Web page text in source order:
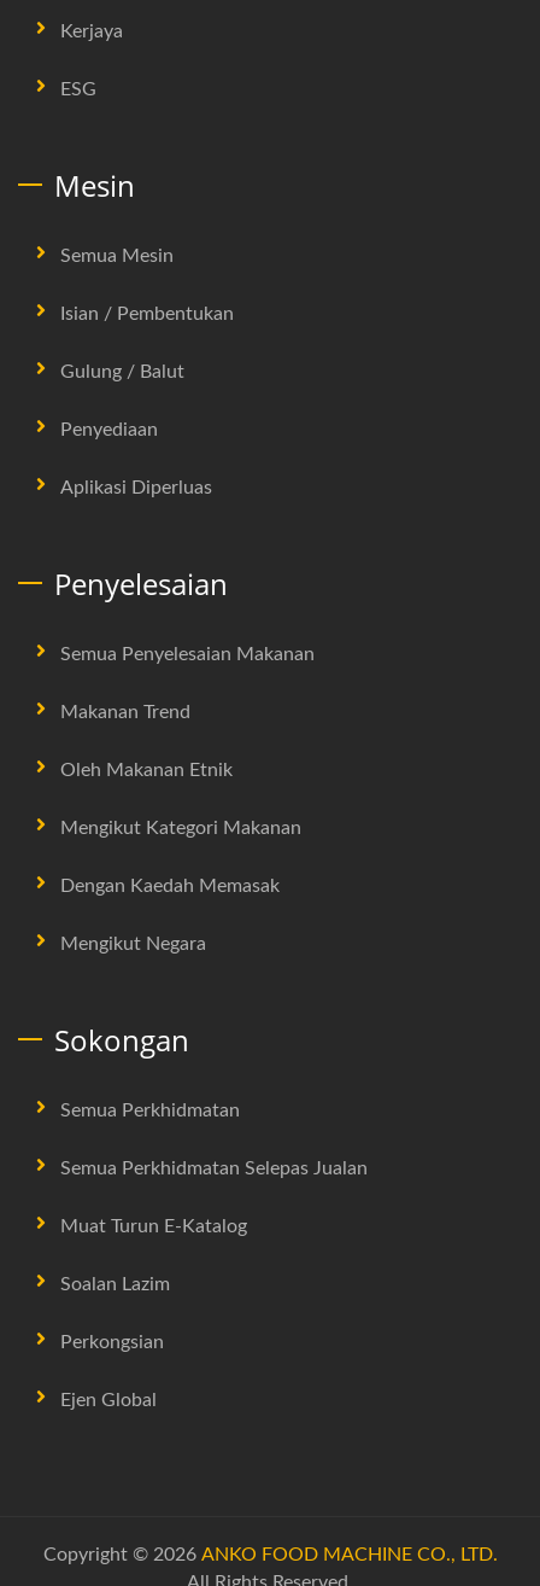
Kerjaya
ESG
Mesin
Semua Mesin
Isian / Pembentukan
Gulung / Balut
Penyediaan
Aplikasi Diperluas
Penyelesaian
Semua Penyelesaian Makanan
Makanan Trend
Oleh Makanan Etnik
Mengikut Kategori Makanan
Dengan Kaedah Memasak
Mengikut Negara
Sokongan
Semua Perkhidmatan
Semua Perkhidmatan Selepas Jualan
Muat Turun E-Katalog
Soalan Lazim
Perkongsian
Ejen Global
Copyright © 2026 ANKO FOOD MACHINE CO., LTD.